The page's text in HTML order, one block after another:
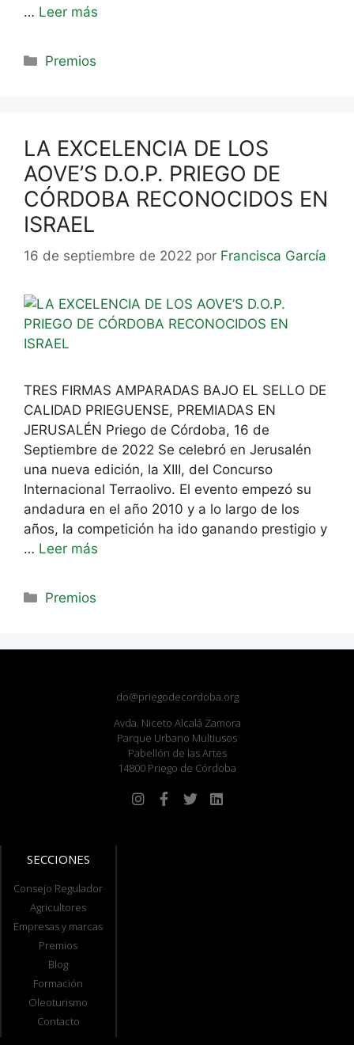
… Leer más
Premios
LA EXCELENCIA DE LOS
AOVE’S D.O.P. PRIEGO DE
CÓRDOBA RECONOCIDOS EN
ISRAEL
16 de septiembre de 2022 por Francisca García
TRES FIRMAS AMPARADAS BAJO EL SELLO DE
CALIDAD PRIEGUENSE, PREMIADAS EN
JERUSALÉN Priego de Córdoba, 16 de
Septiembre de 2022 Se celebró en Jerusalén
una nueva edición, la XIII, del Concurso
Internacional Terraolivo. El evento empezó su
andadura en el año 2010 y a lo largo de los
años, la competición ha ido ganando prestigio y
… Leer más
Premios
do@priegodecordoba.org
Avda. Niceto Alcalá Zamora
Parque Urbano Multiusos
Pabellón de las Artes
14800 Priego de Córdoba
SECCIONES
Consejo Regulador
Agricultores
Empresas y marcas
Premios
Blog
Formación
Oleoturismo
Contacto